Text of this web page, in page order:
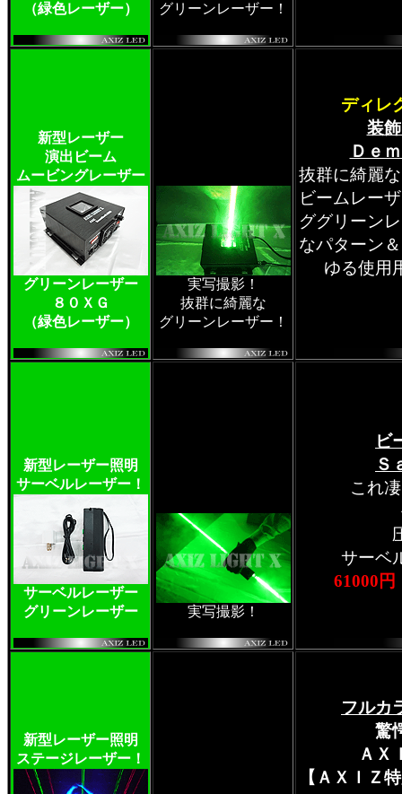
（緑色レーザー）
グリーンレーザー！
新型レーザー
演出ビーム
ムービングレーザー
グリーンレーザー
８０ＸＧ
（緑色レーザー）
実写撮影！
抜群に綺麗な
グリーンレーザー！
ディレ
装
Ｄｅ
抜群に綺麗
ビームレー
ググリーン
なパターン
ゆる使用
新型レーザー照明
サーベルレーザー！
サーベルレーザー
グリーンレーザー
実写撮影！
ビ
Ｓ
これ
サーベ
61000円
新型レーザー照明
ステージレーザー！
フルカ
驚
ＡＸ
【ＡＸＩＺ